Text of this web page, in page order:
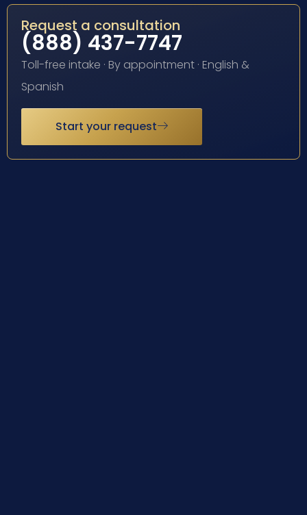
Request a consultation
(888) 437-7747
Toll-free intake · By appointment · English &
Spanish
Start your request